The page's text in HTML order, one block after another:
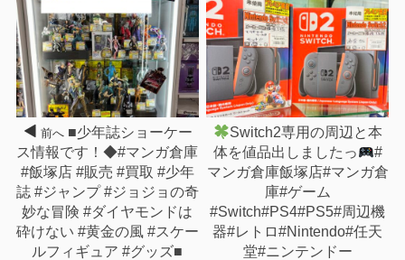
前へ ■少年誌ショーケー
ス情報です！◆#マンガ倉庫
#飯塚店 #販売 #買取 #少年
誌 #ジャンプ #ジョジョの奇
妙な冒険 #ダイヤモンドは
砕けない #黄金の風 #スケー
ルフィギュア #グッズ■
Switch2専用の周辺と本
体を値品出しましたっ
#
マンガ倉庫飯塚店#マンガ倉
庫#ゲーム
#Switch#PS4#PS5#周辺機
器#レトロ#Nintendo#任天
堂#ニンテンドー